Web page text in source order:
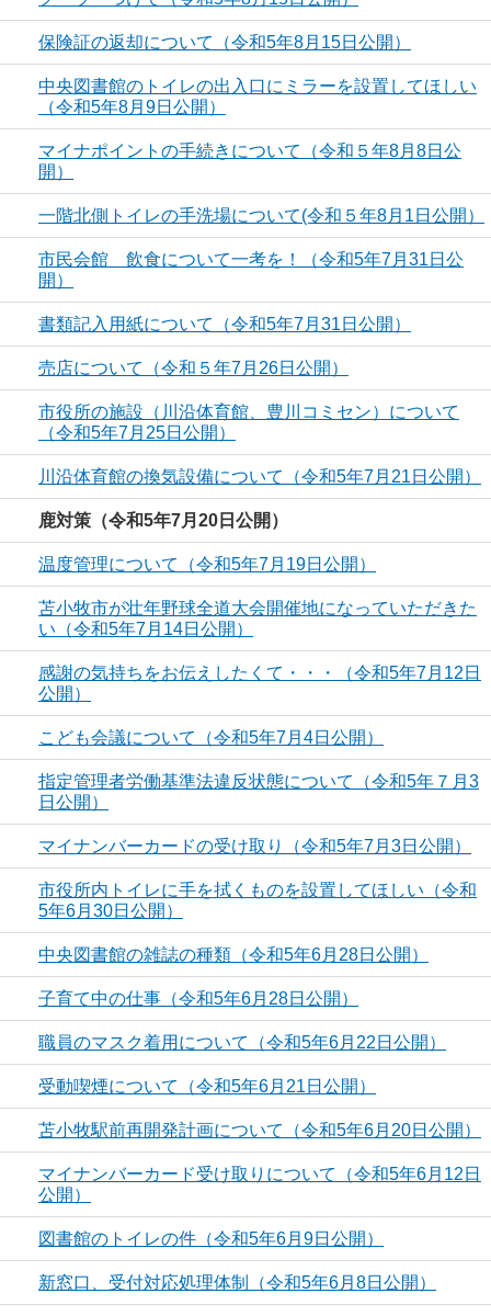
保険証の返却について（令和5年8月15日公開）
中央図書館のトイレの出入口にミラーを設置してほしい
（令和5年8月9日公開）
マイナポイントの手続きについて（令和５年8月8日公
開）
一階北側トイレの手洗場について(令和５年8月1日公開）
市民会館 飲食について一考を！（令和5年7月31日公
開）
書類記入用紙について（令和5年7月31日公開）
売店について（令和５年7月26日公開）
市役所の施設（川沿体育館、豊川コミセン）について
（令和5年7月25日公開）
川沿体育館の換気設備について（令和5年7月21日公開）
鹿対策（令和5年7月20日公開）
温度管理について（令和5年7月19日公開）
苫小牧市が壮年野球全道大会開催地になっていただきた
い（令和5年7月14日公開）
感謝の気持ちをお伝えしたくて・・・（令和5年7月12日
公開）
こども会議について（令和5年7月4日公開）
指定管理者労働基準法違反状態について（令和5年７月3
日公開）
マイナンバーカードの受け取り（令和5年7月3日公開）
市役所内トイレに手を拭くものを設置してほしい（令和
5年6月30日公開）
中央図書館の雑誌の種類（令和5年6月28日公開）
子育て中の仕事（令和5年6月28日公開）
職員のマスク着用について（令和5年6月22日公開）
受動喫煙について（令和5年6月21日公開）
苫小牧駅前再開発計画について（令和5年6月20日公開）
マイナンバーカード受け取りについて（令和5年6月12日
公開）
図書館のトイレの件（令和5年6月9日公開）
新窓口、受付対応処理体制（令和5年6月8日公開）